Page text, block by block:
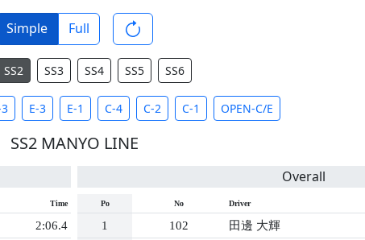
Simple Full
SS2 SS3 SS4 SS5 SS6
E-3 E-1 C-4 C-2 C-1 OPEN-C/E
SS2 MANYO LINE
Time
2:06.4
Overall
Po No Driver
1 102 田邊 大輝